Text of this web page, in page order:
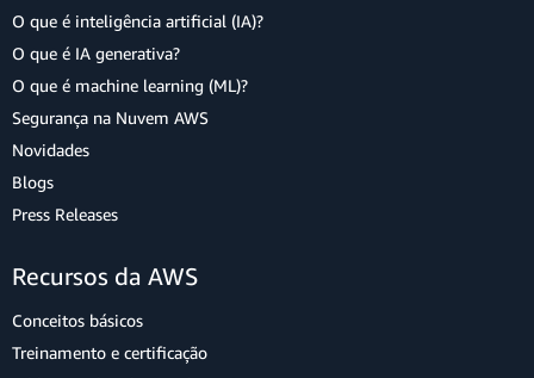
O que é inteligência artificial (IA)?
O que é IA generativa?
O que é machine learning (ML)?
Segurança na Nuvem AWS
Novidades
Blogs
Press Releases
Recursos da AWS
Conceitos básicos
Treinamento e certificação